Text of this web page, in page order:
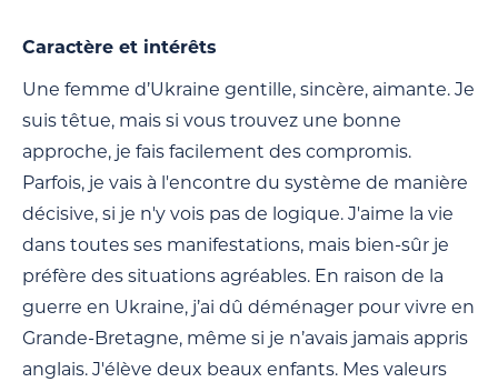
Caractère et intérêts
Une femme d’Ukraine gentille, sincère, aimante. Je
suis têtue, mais si vous trouvez une bonne
approche, je fais facilement des compromis.
Parfois, je vais à l'encontre du système de manière
décisive, si je n'y vois pas de logique. J'aime la vie
dans toutes ses manifestations, mais bien-sûr je
préfère des situations agréables. En raison de la
guerre en Ukraine, j’ai dû déménager pour vivre en
Grande-Bretagne, même si je n’avais jamais appris
anglais. J'élève deux beaux enfants. Mes valeurs